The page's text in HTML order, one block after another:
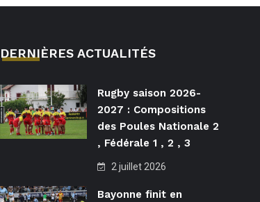
DERNIÈRES ACTUALITÉS
Rugby saison 2026-
2027 : Compositions
des Poules Nationale 2
, Fédérale 1 , 2 , 3
2 juillet 2026
Bayonne finit en